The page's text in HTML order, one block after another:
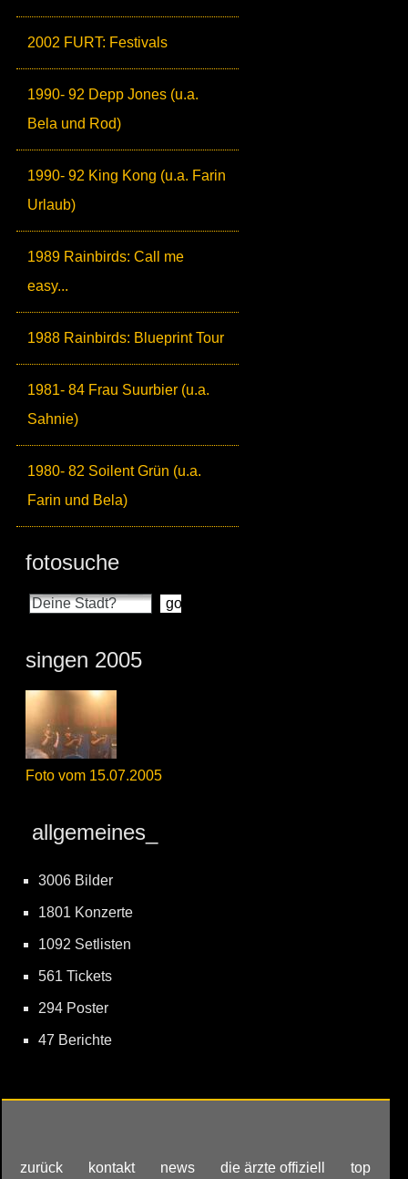
2002 FURT: Festivals
1990- 92 Depp Jones (u.a.
Bela und Rod)
1990- 92 King Kong (u.a. Farin
Urlaub)
1989 Rainbirds: Call me
easy...
1988 Rainbirds: Blueprint Tour
1981- 84 Frau Suurbier (u.a.
Sahnie)
1980- 82 Soilent Grün (u.a.
Farin und Bela)
fotosuche
singen 2005
Foto vom 15.07.2005
allgemeines_
3006 Bilder
1801 Konzerte
1092 Setlisten
561 Tickets
294 Poster
47 Berichte
zurück kontakt news die ärzte offiziell top